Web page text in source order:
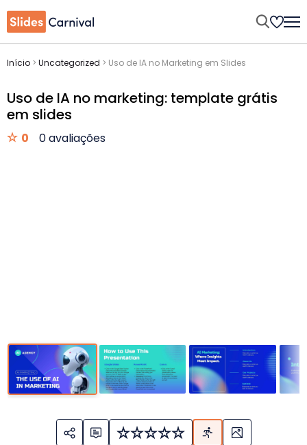
Início > Uncategorized > Uso de IA no Marketing em Slides
Uso de IA no marketing: template grátis
em slides
0 0 avaliações